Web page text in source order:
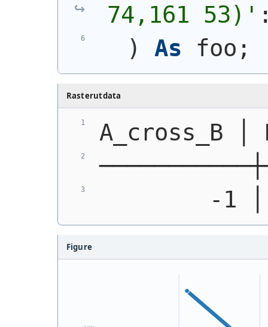
74,161 53) '
)
As foo;
Rasterutdata
A_cross_B │
-1
Figure